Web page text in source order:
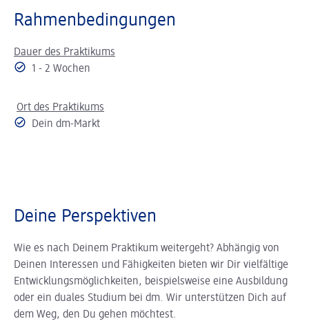
Rahmenbedingungen
Dauer des Praktikums
1 - 2 Wochen
Ort des Praktikums
Dein dm-Markt
Deine Perspektiven
Wie es nach Deinem Praktikum weitergeht? Abhängig von
Deinen Interessen und Fähigkeiten bieten wir Dir vielfältige
Entwicklungsmöglichkeiten, beispielsweise eine Ausbildung
oder ein duales Studium bei dm. Wir unterstützen Dich auf
dem Weg, den Du gehen möchtest.